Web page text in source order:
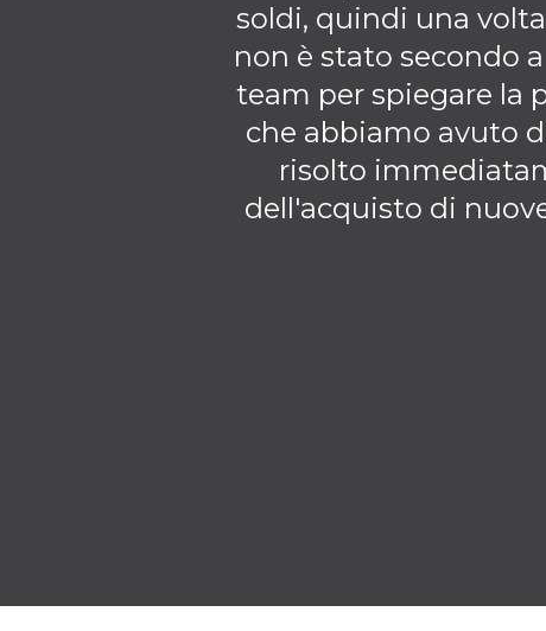
soldi, quindi una
non è stato secondo
team per spiegare la
che abbiamo avuto
risolto
dell'acquisto di